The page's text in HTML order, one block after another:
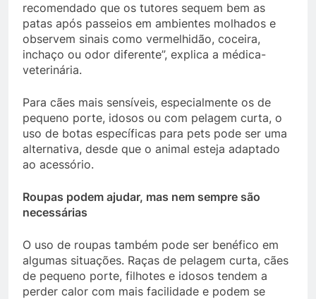
recomendado que os tutores sequem bem as
patas após passeios em ambientes molhados e
observem sinais como vermelhidão, coceira,
inchaço ou odor diferente”, explica a médica-
veterinária.
Para cães mais sensíveis, especialmente os de
pequeno porte, idosos ou com pelagem curta, o
uso de botas específicas para pets pode ser uma
alternativa, desde que o animal esteja adaptado
ao acessório.
Roupas podem ajudar, mas nem sempre são
necessárias
O uso de roupas também pode ser benéfico em
algumas situações. Raças de pelagem curta, cães
de pequeno porte, filhotes e idosos tendem a
perder calor com mais facilidade e podem se